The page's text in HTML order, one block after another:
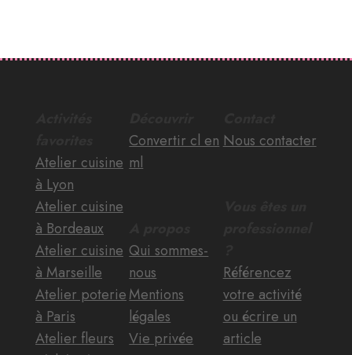
Atelier cuisine
à Lyon
Atelier cuisine
à Bordeaux
Atelier cuisine
à Marseille
Atelier poterie
à Paris
Atelier fleurs
Convertir cl en
ml
Qui sommes-
nous
Mentions
légales
Vie privée
Nous contacter
Référencez
votre activité
ou écrire un
article